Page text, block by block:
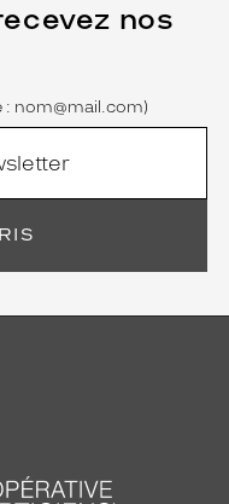
nos
: nom@mail.com)